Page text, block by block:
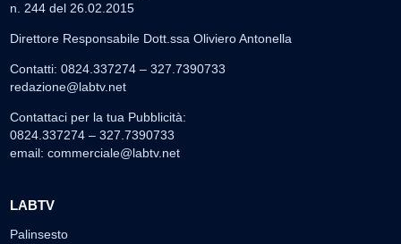
n. 244 del 26.02.2015
Direttore Responsabile Dott.ssa Oliviero Antonella
Contatti: 0824.337274 – 327.7390733
redazione@labtv.net
Contattaci per la tua Pubblicità:
0824.337274 – 327.7390733
email: commerciale@labtv.net
LABTV
Palinsesto